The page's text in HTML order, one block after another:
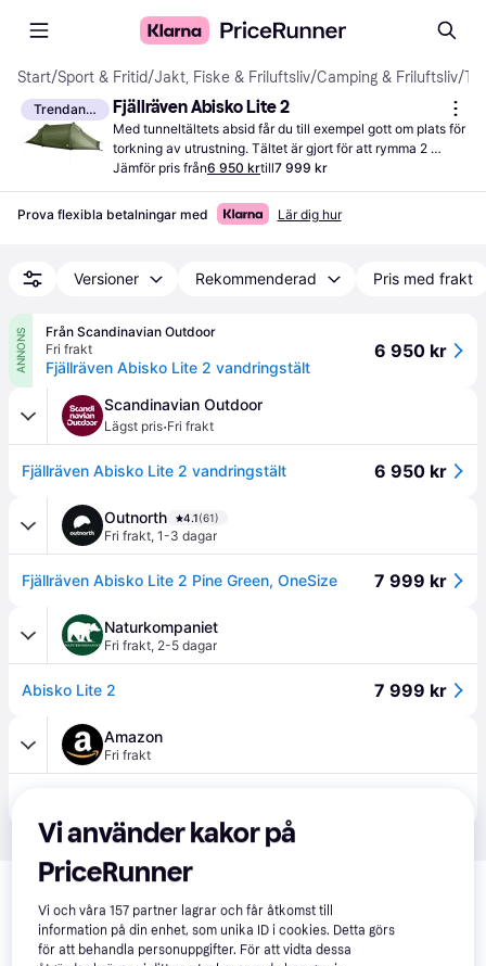
Start/Sport & Fritid/Jakt, Fiske & Friluftsliv/Camping & Friluftsliv/
Trendande Fjällräven Abisko Lite 2
Med tunneltältets absid får du till exempel gott om plats för
torkning av utrustning. Tältet är gjort för att rymma 2
personer och tältet är normaltungt med en vikt på 2,7 kg.
Jämför pris från6 950 krtill7 999 kr
Prova flexibla betalningar med Lär dig hur
Versioner Rekommenderad Pris med frakt
ANNONS
Från Scandinavian Outdoor
Fri frakt
Fjällräven Abisko Lite 2 vandringstält
6 950 kr
Scandinavian Outdoor
Lägst pris·Fri frakt
Fjällräven Abisko Lite 2 vandringstält 6 950 kr
Outnorth 4.1(61)
Fri frakt, 1-3 dagar
Fjällräven Abisko Lite 2 Pine Green, OneSize 7 999 kr
Naturkompaniet
Fri frakt, 2-5 dagar
Abisko Lite 2 7 999 kr
Amazon
Fri frakt
Relaterade produkter
Vi har plockat fram ett urval av produkter som kanske skulle
intressera dig. Visa alla
Vi använder kakor på
PriceRunner
Vi och våra157 partner lagrar och får åtkomst till
information på din enhet, som unika ID i cookies. Detta görs
för att behandla personuppgifter. För att vidta dessa